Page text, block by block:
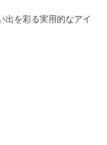
出を彩る実用的なアイ